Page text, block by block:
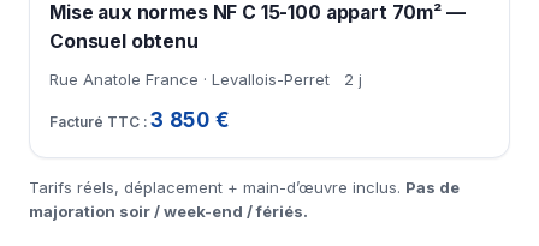
Mise aux normes NF C 15-100 appart 70m² —
Consuel obtenu
Rue Anatole France · Levallois-Perret 2 j
3 850 €
Tarifs réels, déplacement + main-d’œuvre inclus. Pas de
majoration soir / week-end / fériés.